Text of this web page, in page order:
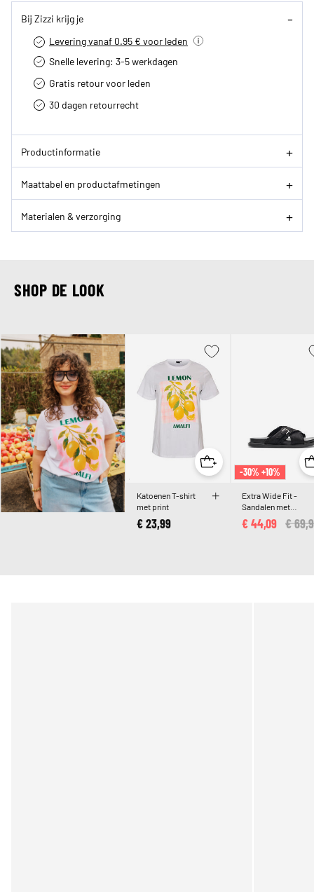
Bij Zizzi krijg je
Levering vanaf 0.95 € voor leden
Snelle levering: 3-5 werkdagen
Gratis retour voor leden
30 dagen retourrecht­
Productinformatie
Maattabel en productafmetingen
Materialen & verzorging
SHOP DE LOOK
Katoenen T-shirt
met print
€ 23,99
-30% +10%
Extra Wide Fit -
Sandalen met
gekruiste bandjes en
rucherandenPrice
€
€ 44,09